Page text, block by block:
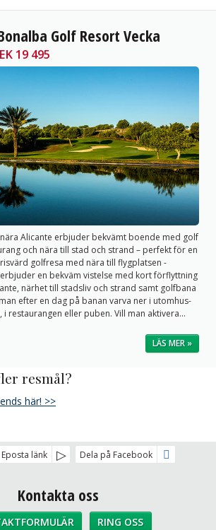
Golf Resort Vecka
19 495
Alicante erbjuder bekvämt boende med golf
och nära till stad och strand – perfekt för en
golfresa med nära till flygplatsen -
en bekväm vistelse med kort förflyttning
närhet till stadsliv och strand samt golfbana
efter en dag på banan varva ner i utomhus-
restaurangen eller puben. Vill man aktivera...
LÄS MER »
resmål?
här! >>
Eposta länk Dela på Facebook
Kontakta oss
RING OSS